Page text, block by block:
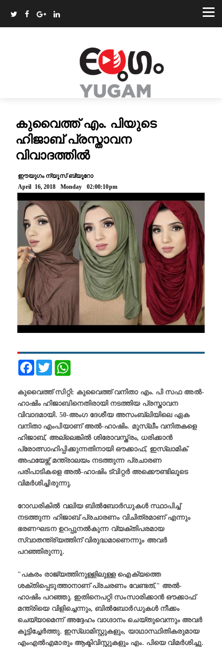
കുവൈത്ത് എം. പിയുടെ
ഹിജാബ് പ്രസ്താവന
വിവാദത്തിൽ
ഈയുഗം ന്യൂസ് ബ്യൂറോ
April 16, 2018 Monday 02:00:10pm
FacebookTwitter
കുവൈത്ത് സിറ്റി: കുവൈത്ത് വനിതാ എം. പി സഫ അൽ-
ഹാഷിം ഹിജാബിനെതിരായി നടത്തിയ പ്രസ്താവന
വിവാദമായി. 50-അംഗ ദേശീയ അസംബ്ലിയിലെ ഏക
വനിതാ എംപിയാണ് അൽ-ഹാഷിം. മുസ്ലീം വനിതകളെ
ഹിജാബ്, അല്ലെങ്കില്‍ ശിരോവസ്ത്രം, ധരിക്കാൻ
പ്രോത്സാഹിപ്പിക്കുന്നതിനായി ഔക്കാഫ്, ഇസ്ലാമിക്
അഫയേഴ്സ് മന്ത്രാലയം നടത്തുന്ന പ്രചാരണ
പരിപാടികളെ അൽ-ഹാഷിം ട്വിറ്റർ അക്കൌണ്ടിലൂടെ
വിമർശിച്ചിരുന്നു.
റോഡരികിൽ വലിയ ബിൽബോർഡുകൾ സ്ഥാപിച്ച്
നടത്തുന്ന ഹിജാബ് പ്രചാരണം വിചിത്രമാണ് എന്നും
ഭരണഘടന ഉറപ്പുനൽകുന്ന വ്യക്തിപരമായ
സ്വാതന്ത്ര്യത്തിന് വിരുദ്ധമാണെന്നും അവര്‍
പറഞ്ഞിരുന്നു.
"പകരം രാജ്യത്തിനുള്ളിലുള്ള ഐക്യത്തെ
ശക്തിപ്പെടുത്താനാണ് പ്രചരണം വേണ്ടത്," അൽ-
ഹാഷിം പറഞ്ഞു. ഇതിനെപറ്റി സംസാരിക്കാന്‍ ഔക്കാഫ്
മന്ത്രിയെ വിളിച്ചെന്നും, ബിൽബോർഡുകൾ നീക്കം
ചെയ്യാമെന്ന് അദ്ദേഹം വാഗ്ദാനം ചെയ്തുവെന്നും അവർ
കൂട്ടിച്ചേർത്തു. ഇസ്ലാമിസ്റ്റുകളും, യാഥാസ്ഥിതികരുമായ
എംഎൽഎമാരും ആക്ടിവിസ്റ്റുകളും എം. പിയെ വിമര്‍ശിച്ചു.